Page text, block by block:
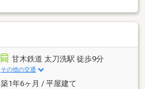
甘木鉄道 太刀洗駅 徒歩9分
その他の交通
築1年6ヶ月 / 平屋建て